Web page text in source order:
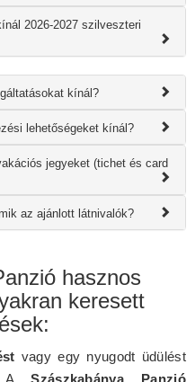
2026-2027 szilveszteri
kínál?
lehetőségeket kínál?
jegyeket (tichet és card
az ajánlott látnivalók?
hasznos
keresett
vagy egy nyugodt üdülést
ASzászkabánya Panzió